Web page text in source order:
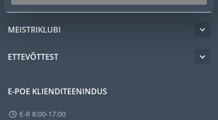
TEENUSED
MEISTRIKLUBI
ETTEVÕTTEST
E-POE KLIENDITEENINDUS
E-R 8:00-17:00